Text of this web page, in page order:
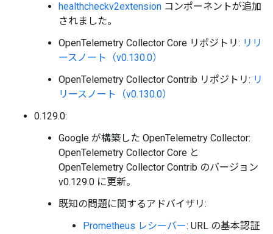
healthcheckv2extension コンポーネントが追加
されました。
OpenTelemetry Collector Core リポジトリ: リリ
ースノート（v0.130.0）
OpenTelemetry Collector Contrib リポジトリ: リ
リースノート（v0.130.0）
0.129.0:
Google が構築した OpenTelemetry Collector:
OpenTelemetry Collector Core と
OpenTelemetry Collector Contrib のバージョン
v0.129.0 に更新。
既知の問題に関するアドバイザリ:
Prometheus レシーバー: URL の基本認証